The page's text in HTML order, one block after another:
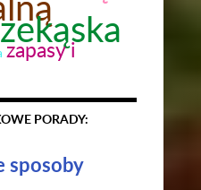
zapasy i
PORADY:
sposoby